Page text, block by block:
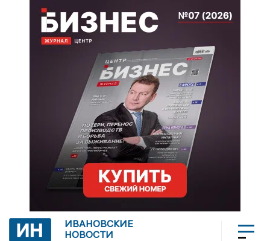
ИВАНОВСКИЕ
НОВОСТИ